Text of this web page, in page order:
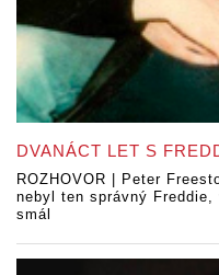
DVANÁCT LET S
ROZHOVOR | Peter
nebyl ten správný
smál